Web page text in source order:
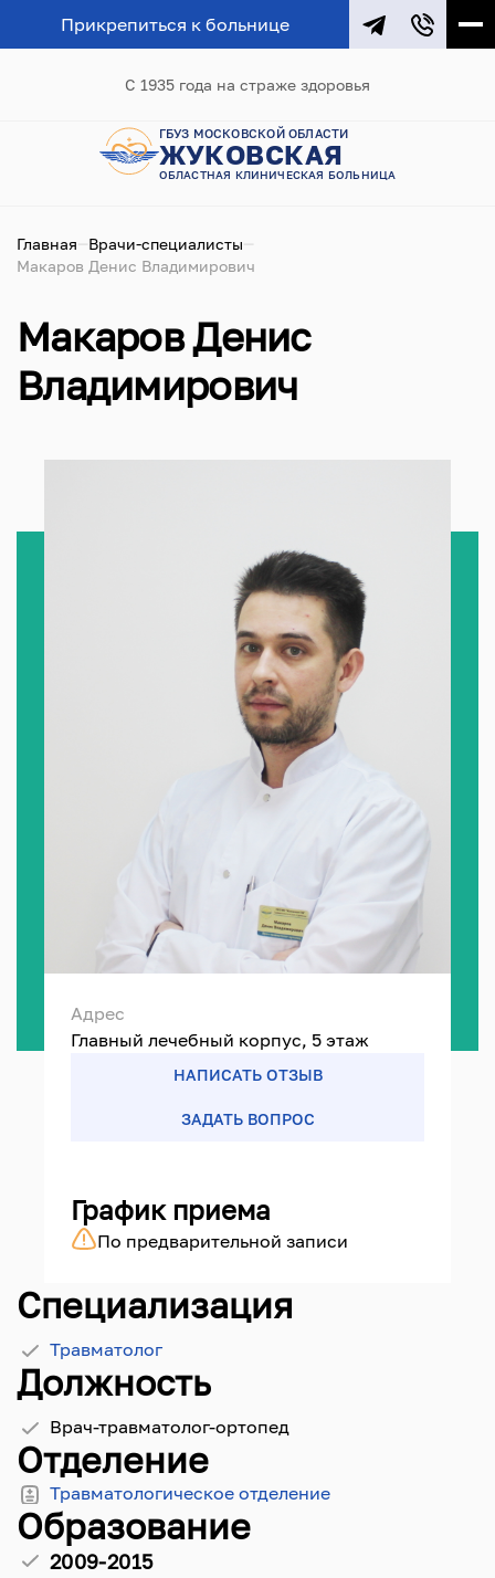
Прикрепиться к больнице
С 1935 года на страже здоровья
ГБУЗ МОСКОВСКОЙ ОБЛАСТИ
ЖУКОВСКАЯ
ОБЛАСТНАЯ КЛИНИЧЕСКАЯ БОЛЬНИЦА
Главная
Врачи-специалисты
Макаров Денис Владимирович
Макаров Денис
Владимирович
Адрес
Главный лечебный корпус, 5 этаж
НАПИСАТЬ ОТЗЫВ
ЗАДАТЬ ВОПРОС
График приема
По предварительной записи
Специализация
Травматолог
Должность
Врач-травматолог-ортопед
Отделение
Травматологическое отделение
Образование
2009-2015